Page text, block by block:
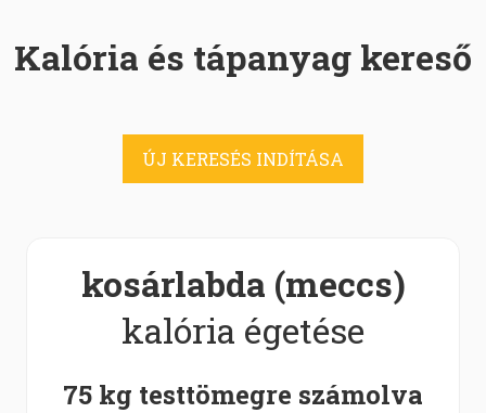
Kalória és tápanyag kereső
ÚJ KERESÉS INDÍTÁSA
kosárlabda (meccs)
kalória égetése
75 kg testtömegre számolva